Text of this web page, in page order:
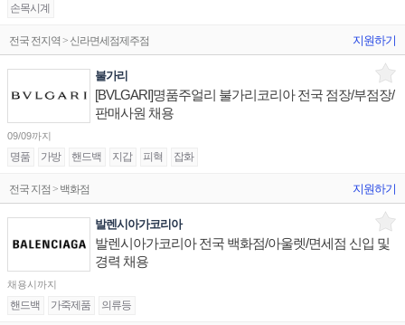
손목시계
전국 전지역 > 신라면세점제주점 지원하기
불가리
[BVLGARI]명품주얼리 불가리코리아 전국 점장/부점장/
판매사원 채용
09/09까지
명품 가방 핸드백 지갑 피혁 잡화
전국 지점 > 백화점 지원하기
발렌시아가코리아
발렌시아가코리아 전국 백화점/아울렛/면세점 신입 및
경력 채용
채용시까지
핸드백 가죽제품 의류등